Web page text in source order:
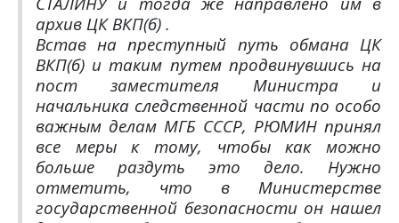
архив ЦК ВКП(б) .
Встав на преступный путь обмана ЦК
ВКП(б) и таким путем продвинувшись на
пост заместителя Министра и
начальника следственной части по особо
важным делам МГБ СССР, РЮМИН принял
все меры к тому, чтобы как можно
больше раздуть это дело. Нужно
отметить, что в Министерстве
государственной безопасности он нашел